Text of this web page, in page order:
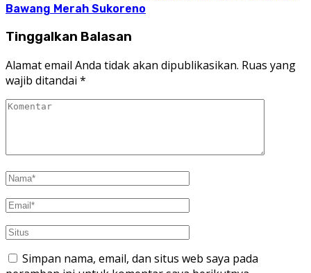
Bawang Merah Sukoreno
Tinggalkan Balasan
Alamat email Anda tidak akan dipublikasikan. Ruas yang
wajib ditandai *
Simpan nama, email, dan situs web saya pada